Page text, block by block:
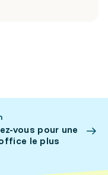
vous pour une
le plus